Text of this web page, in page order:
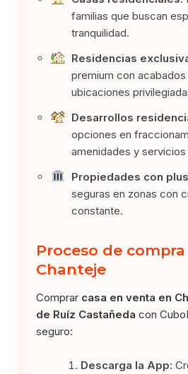
familias que buscan
tranquilidad.
Residencias
premium con
ubicaciones
Desarrollos
opciones en
amenidades y servicios
Propiedades con
seguras en zonas con
constante.
Proceso de compra
Chanteje
Comprar casa en venta en
de Ruíz Castañeda con
seguro:
Descarga la App: